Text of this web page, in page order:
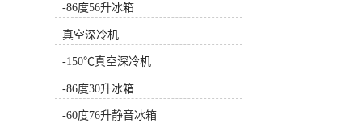
单机制冷系统生产；高精度微电脑数
字控制，温度数字显示，运行状态一
目了然；箱内温度-40℃～-86℃范围
内任意设定且可稳定运行。可设定开
停机温差；u 安全系统具备完善的报
警系统，有蜂鸣器声音及灯光闪烁报
警功能；（可设高温、低温超限报
警、传感器故障）等报警功能，确保
-86度56升冰箱
真空深冷机
-150℃真空深冷机
-86度30升冰箱
-60度76升静音冰箱